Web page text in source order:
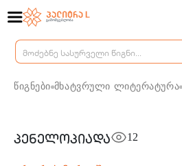
წიგნები მხატვრული ლიტერატურა
პენელოპიადა 12